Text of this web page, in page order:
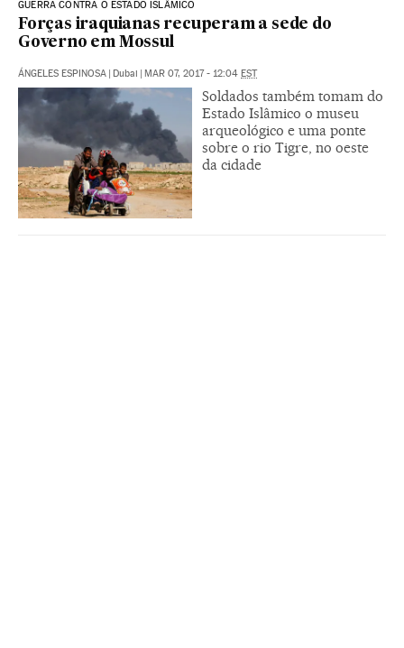
GUERRA CONTRA O ESTADO ISLÂMICO
Forças iraquianas recuperam a sede do
Governo em Mossul
ÁNGELES ESPINOSA | Dubai | MAR 07, 2017 - 12:04 EST
Soldados também tomam do
Estado Islâmico o museu
arqueológico e uma ponte
sobre o rio Tigre, no oeste
da cidade